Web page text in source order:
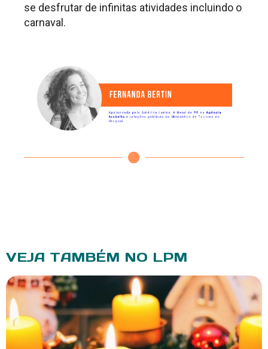
se desfrutar de infinitas atividades incluindo o
carnaval.
VEJA TAMBÉM NO LPM